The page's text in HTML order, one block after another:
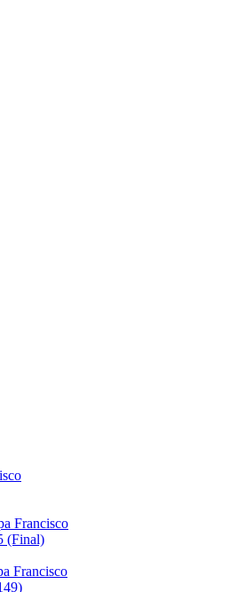
Francisco
(Final)
Francisco